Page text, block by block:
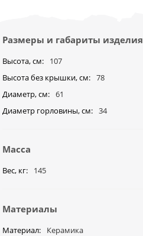
Размеры и габариты изделия
Высота, см
107
Высота без крышки, см
78
Диаметр, см
61
Диаметр горловины, см
34
Масса
Вес, кг 145
Материалы
Материал
Керамика